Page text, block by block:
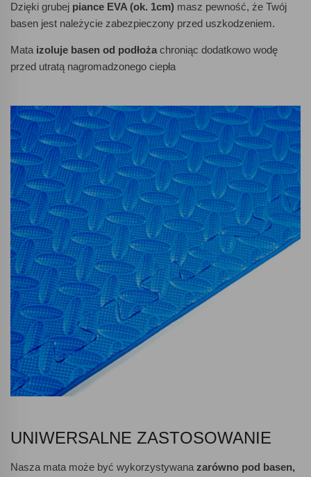
Dzięki grubej piance EVA (ok. 1cm) masz pewność, że Twój
basen jest należycie zabezpieczony przed uszkodzeniem.
Mata izoluje basen od podłożachroniąc dodatkowo wodę
przed utratą nagromadzonego ciepła
UNIWERSALNE ZASTOSOWANIE
Nasza mata może być wykorzystywanazarówno pod basen,